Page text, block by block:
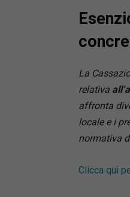
La
relativa
affronta
locale e i
normativa
Clicca qui